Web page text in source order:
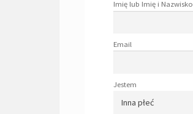
Imię lub Imię i Nazwisko
Email
Jestem